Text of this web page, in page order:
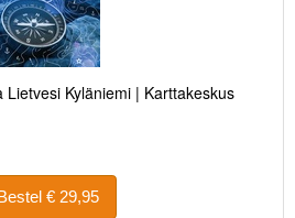
Lietvesi Kyläniemi | Karttakeskus
Bestel € 29,95